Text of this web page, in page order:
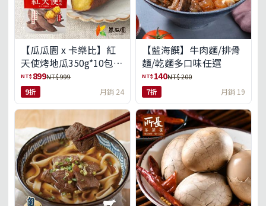
【瓜瓜園 x 卡樂比】紅
天使烤地瓜350g*10包
(免運組)
NT$ 899NT$ 999
9折 月銷 24
【藍海饌】牛肉麵/排骨
麵/乾麵多口味任選
NT$ 140NT$ 200
7折 月銷 19